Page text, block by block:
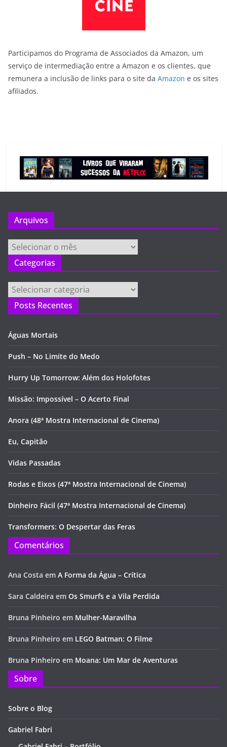
Participamos do Programa de Associados da Amazon, um
serviço de intermediação entre a Amazon e os clientes, que
remunera a inclusão de links para o site da Amazon e os sites
afiliados.
Arquivos
Arquivos
Categorias
Categorias
Posts Recentes
Águas Mortais
Push – No Limite do Medo
Hurry Up Tomorrow: Além dos Holofotes
Missão: Impossível – O Acerto Final
Anora (48ª Mostra Internacional de Cinema)
Eu, Capitão
Vidas Passadas
Rodas e Eixos (47ª Mostra Internacional de Cinema)
Dinheiro Fácil (47ª Mostra Internacional de Cinema)
Transformers: O Despertar das Feras
Comentários
Ana Costa em A Forma da Água – Crítica
Sara Caldeira em Os Smurfs e a Vila Perdida
Bruna Pinheiro em Mulher-Maravilha
Bruna Pinheiro em LEGO Batman: O Filme
Bruna Pinheiro em Moana: Um Mar de Aventuras
Sobre
Sobre o Blog
Gabriel Fabri